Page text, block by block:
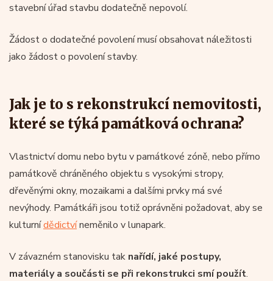
stavební úřad stavbu dodatečně nepovolí.
Žádost o dodatečné povolení musí obsahovat náležitosti
jako žádost o povolení stavby.
Jak je to s rekonstrukcí nemovitosti,
které se týká památková ochrana?
Vlastnictví domu nebo bytu v památkové zóně, nebo přímo
památkově chráněného objektu s vysokými stropy,
dřevěnými okny, mozaikami a dalšími prvky má své
nevýhody. Památkáři jsou totiž oprávněni požadovat, aby se
kulturnídědictvíneměnilo v lunapark.
V závazném stanovisku tak nařídí, jaké postupy,
materiály a součásti se při rekonstrukci smí použít.